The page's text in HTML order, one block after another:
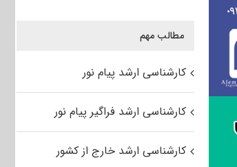
مطالب مهم
کارشناسی ارشد پیام نور
کارشناسی ارشد فراگیر پیام نور
کارشناسی ارشد خارج از کشور